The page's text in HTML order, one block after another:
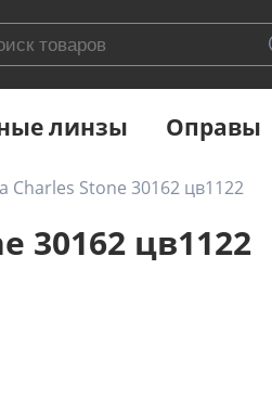
линзы Оправы
Charles Stone 30162 цв1122
30162 цв1122